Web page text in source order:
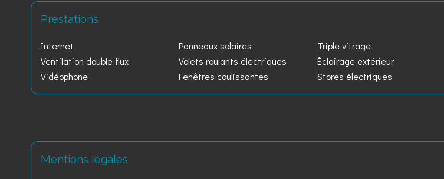
Prestations
Internet Panneaux solaires
Triple vitrage
Ventilation double flux
Volets roulants électriques
Éclairage extérieur
Vidéophone
Fenêtres coulissantes Stores électriques
Mentions légales